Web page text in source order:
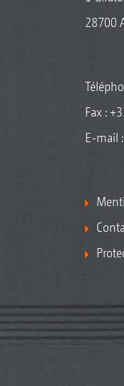
28700
Fax :
E-mail :